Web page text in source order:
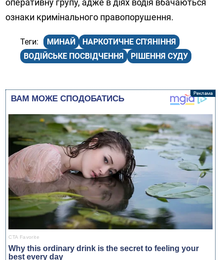
оперативну групу, адже в діях водія вбачаються
ознаки кримінального правопорушення.
МИНАЙ
НАРКОТИЧНЕ СП'ЯНІННЯ
ВОДІЙСЬКЕ ПОСВІДЧЕННЯ
РІШЕННЯ СУДУ